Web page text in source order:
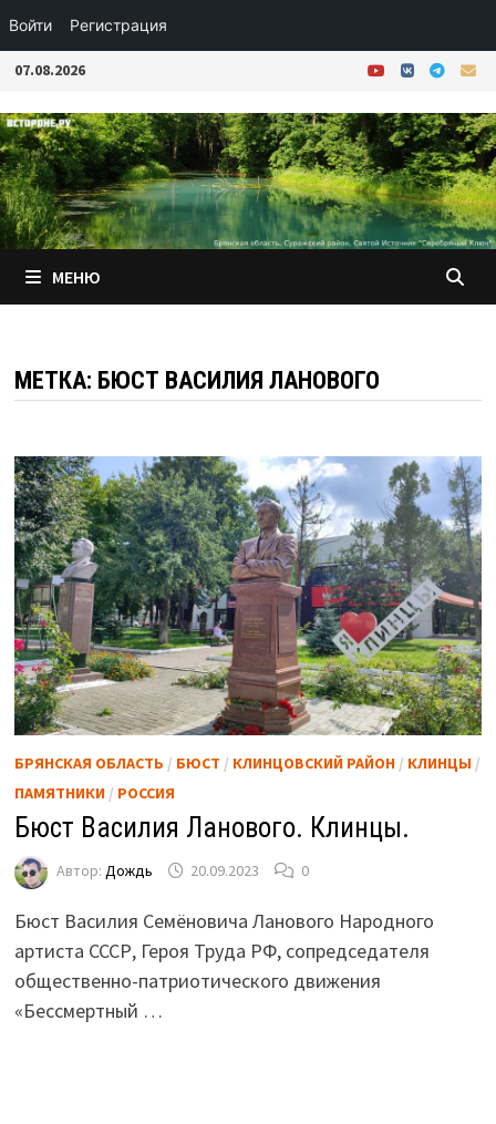
Войти Регистрация
Перейти
содержимому
07.08.2026
МЕНЮ
МЕТКА: БЮСТ ВАСИЛИЯ ЛАНОВОГО
БРЯНСКАЯ ОБЛАСТЬ / БЮСТ / КЛИНЦОВСКИЙ РАЙОН/ КЛИНЦЫ /
ПАМЯТНИКИ/ РОССИЯ
Бюст Василия Ланового. Клинцы.
Автор: Дождь 20.09.2023 0
Бюст Василия Семёновича Ланового Народного
артиста СССР, Героя Труда РФ, сопредседателя
общественно-патриотического движения
«Бессмертный …